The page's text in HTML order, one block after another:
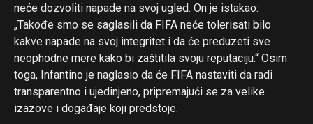
neće dozvoliti napade na svoj ugled. On je istakao:
„Takođe smo se saglasili da FIFA neće tolerisati bilo
kakve napade na svoj integritet i da će preduzeti sve
neophodne mere kako bi zaštitila svoju reputaciju.“ Osim
toga, Infantino je naglasio da će FIFA nastaviti da radi
transparentno i ujedinjeno, pripremajući se za velike
izazove i događaje koji predstoje.